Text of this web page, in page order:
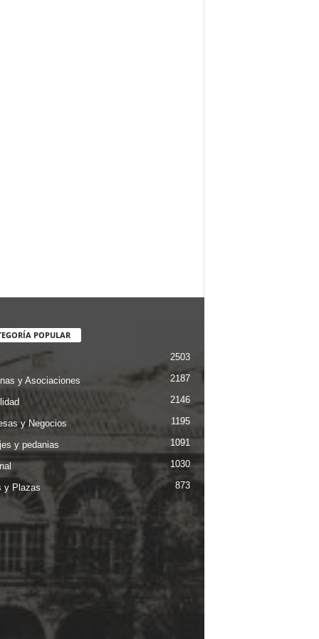
POPULAR
2503
y Asociaciones 2187
2146
y Negocios 1195
y pedanias 1091
1030
y Plazas 873